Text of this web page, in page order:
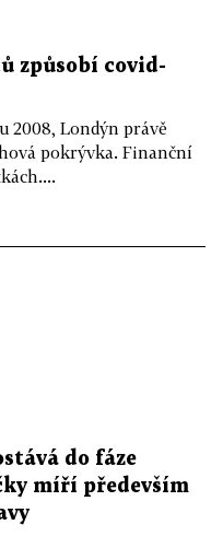
způsobí covid-
2008, Londýn právě
pokrývka. Finanční
do fáze
míří především